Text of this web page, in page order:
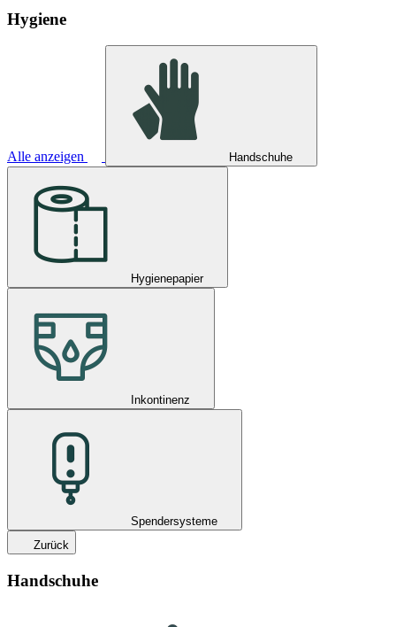
Hygiene
Alle anzeigen Handschuhe
Hygienepapier
Inkontinenz
Spendersysteme
Zurück
Handschuhe